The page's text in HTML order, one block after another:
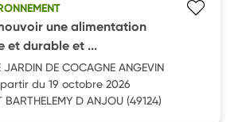
une alimentation
et durable et ...
JARDIN DE COCAGNE ANGEVIN
du 19 octobre 2026
BARTHELEMY D ANJOU (49124)